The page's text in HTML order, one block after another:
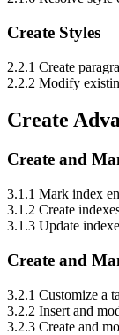
Create Styles
2.2.1 Create
2.2.2 Modify
Create
Create and
3.1.1 Mark index
3.1.2 Create
3.1.3 Update
Create and
3.2.1 Customize a
3.2.2 Insert and
3.2.3 Create and